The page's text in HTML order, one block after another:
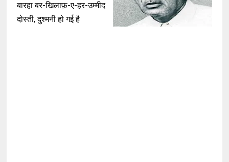
बारहा बर-खिलाफ़-ए-हर-उम्मीद
दोस्ती, दुश्मनी हो गई है